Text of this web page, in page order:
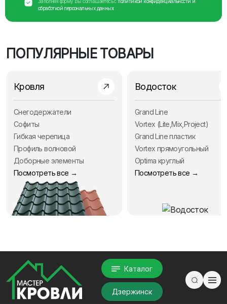
обработкой персональных данных
ПОПУЛЯРНЫЕ ТОВАРЫ
Кровля
Снегодержатели
Софиты
Гибкая черепица
Профиль волновой
Доборные элементы
Посмотреть все →
Водосток
Grand Line
Vortex (Lite,Mix,Project)
Grand Line пластик
Vortex прямоугольный
Optima круглый
Посмотреть все →
Каталог
Дзержинск